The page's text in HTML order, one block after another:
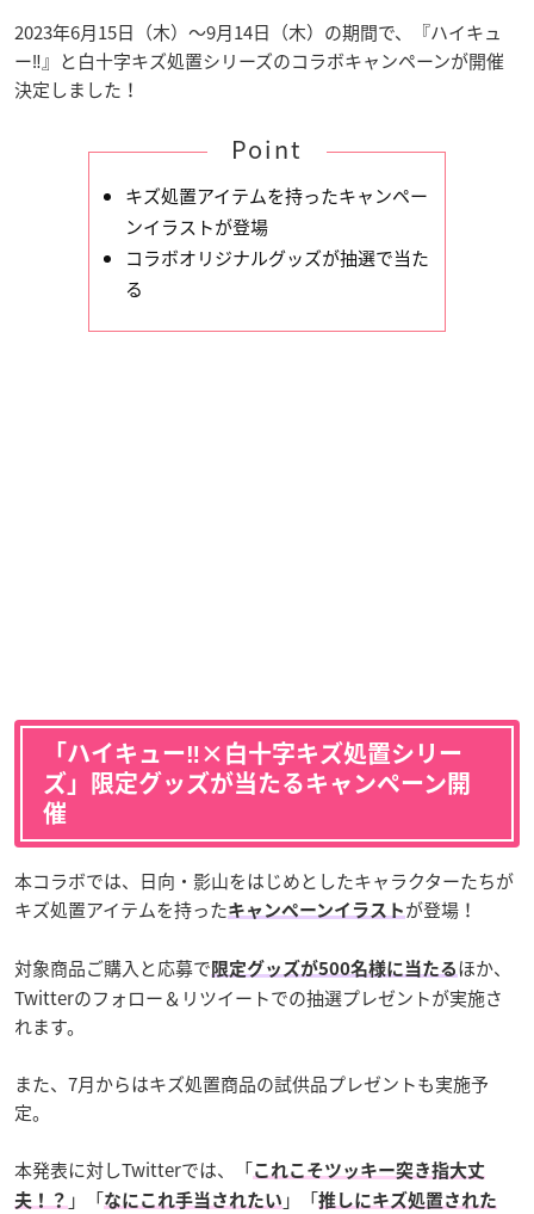
2023年6月15日（木）～9月14日（木）の期間で、『ハイキュ
ー‼』と白十字キズ処置シリーズのコラボキャンペーンが開催
決定しました！
Point
キズ処置アイテムを持ったキャンペー
ンイラストが登場
コラボオリジナルグッズが抽選で当た
る
「ハイキュー‼×白十字キズ処置シリー
ズ」限定グッズが当たるキャンペーン開
催
本コラボでは、日向・影山をはじめとしたキャラクターたちが
キズ処置アイテムを持ったキャンペーンイラスト が登場！
対象商品ご購入と応募で 限定グッズが500名様に当たる ほか、
Twitterのフォロー＆リツイートでの抽選プレゼントが実施さ
れます。
また、7月からはキズ処置商品の試供品プレゼントも実施予
定。
本発表に対しTwitterでは、「これこそツッキー突き指大丈
夫！？ 」「なにこれ手当されたい 」「推しにキズ処置された